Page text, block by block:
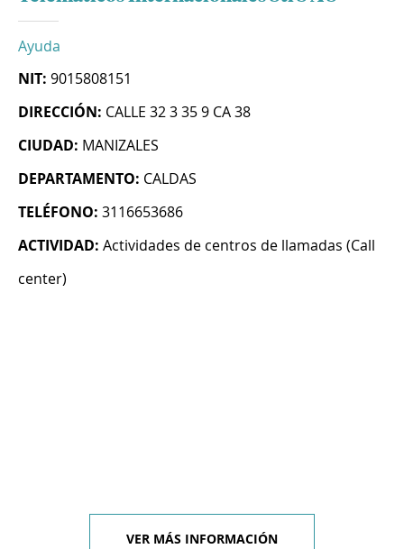
Ayuda
NIT: 9015808151
DIRECCIÓN: CALLE 32 3 35 9 CA 38
CIUDAD: MANIZALES
DEPARTAMENTO: CALDAS
TELÉFONO: 3116653686
ACTIVIDAD: Actividades de centros de llamadas (Call
center)
VER MÁS INFORMACIÓN